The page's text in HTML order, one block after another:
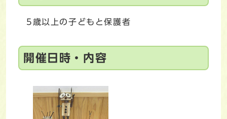
5歳以上の子どもと保護者
開催日時・内容